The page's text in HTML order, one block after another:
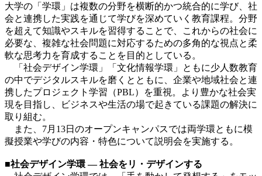
大学の「学環」は複数の分野を横断的かつ統合的に学び、社
会と連携した実践を通じて学びを深めていく教育課程。分野
を超えて知識やスキルを習得することで、これからの社会に
必要な、複雑な社会問題に対応するための多角的な視点と柔
軟な思考力を育成することを目的としている。
「社会デザイン学環」「文化情報学環」ともに少人数教育
の中でデジタルスキルを磨くとともに、企業や地域社会と連
携したプロジェクト学習（PBL）を重視。より豊かな社会実
現を目指し、ビジネスや生活の場で起きている課題の解決に
取り組む。
また、7月13日のオープンキャンパスでは両学環ともに模
擬授業や学びの内容・特色について説明会を実施する。
■社会デザイン学環 ― 社会をリ・デザインする